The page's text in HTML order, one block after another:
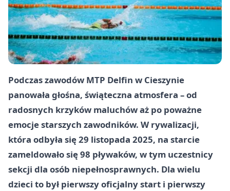
Podczas zawodów MTP Delfin w Cieszynie
panowała głośna, świąteczna atmosfera – od
radosnych krzyków maluchów aż po poważne
emocje starszych zawodników. W rywalizacji,
która odbyła się29 listopada 2025, na starcie
zameldowało się98 pływaków, w tym uczestnicy
sekcji dla osób niepełnosprawnych. Dla wielu
dzieci to był pierwszy oficjalny start i pierwszy